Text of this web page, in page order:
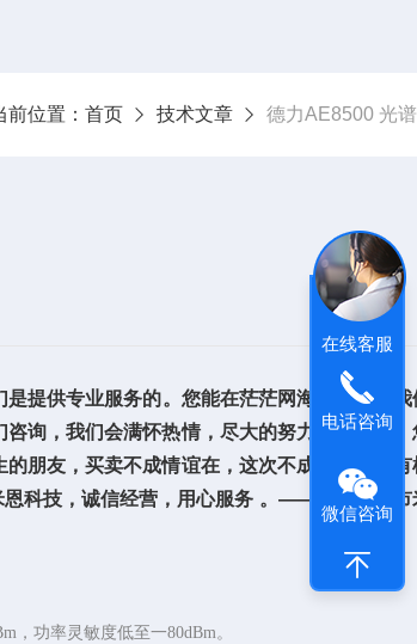
前位置： 首页 技术文章 德力AE8500 光
提供专业服务的。您能在茫茫网海中，找到我
询，我们会满怀热情，尽大的努力为您释疑
朋友，买卖不成情谊在，这次不成，下次还
科技，诚信经营，用心服务 。————深圳市
，功率灵敏度低至一80dBm。
在线客服
电话咨询
微信咨询